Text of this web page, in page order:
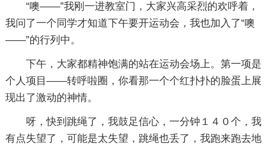
“噢——”我刚一进教室门，大家兴高采烈的欢呼着，
我问了一个同学才知道下午要开运动会，我也加入了“噢
——”的行列中。
下午，大家都精神饱满的站在运动会场上。第一项是
个人项目——转呼啦圈，你看那一个个红扑扑的脸蛋上展
现出了激动的神情。
呀，快到跳绳了，我鼓足信心，一分钟１４０个，我
有点失望了，可能是太失望，跳绳也丢了，我跑来跑去地